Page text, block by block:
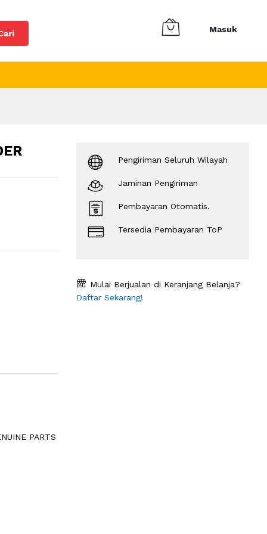
Masuk
PARTS
Pengiriman Seluruh Wilayah
Jaminan Pengiriman
Pembayaran Otomatis.
Tersedia Pembayaran ToP
Mulai Berjualan di Keranjang Belanja?
Daftar Sekarang!